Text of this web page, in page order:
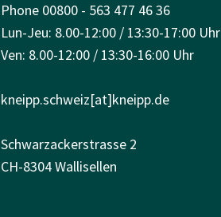
Phone 00800 - 563 477 46 36
Lun-Jeu: 8.00-12:00 / 13:30-17:00 Uhr
Ven: 8.00-12:00 / 13:30-16:00 Uhr
kneipp.schweiz[at]kneipp.de
Schwarzackerstrasse 2
CH-8304 Wallisellen